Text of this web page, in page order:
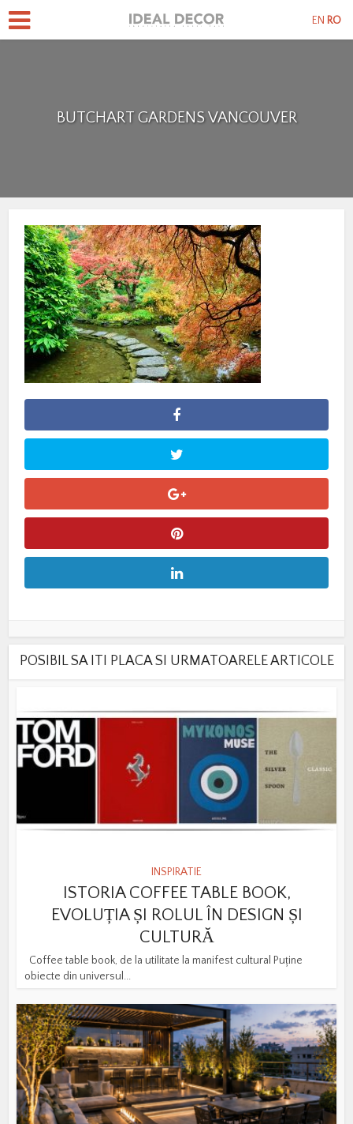
BUTCHART GARDENS VANCOUVER
POSIBIL SA ITI PLACA SI URMATOARELE ARTICOLE
INSPIRATIE
ISTORIA COFFEE TABLE BOOK,
EVOLUȚIA ȘI ROLUL ÎN DESIGN ȘI
CULTURĂ
Coffee table book, de la utilitate la manifest cultural Puține
obiecte din universul...
EN RO